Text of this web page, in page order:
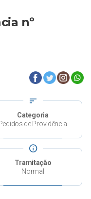
nº
sort
Categoria
de Providência
info
Tramitação
Normal